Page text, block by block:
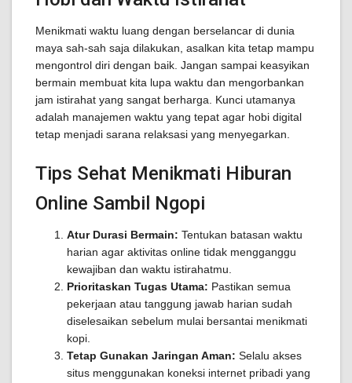
Menikmati waktu luang dengan berselancar di dunia
maya sah-sah saja dilakukan, asalkan kita tetap mampu
mengontrol diri dengan baik. Jangan sampai keasyikan
bermain membuat kita lupa waktu dan mengorbankan
jam istirahat yang sangat berharga. Kunci utamanya
adalah manajemen waktu yang tepat agar hobi digital
tetap menjadi sarana relaksasi yang menyegarkan.
Tips Sehat Menikmati Hiburan
Online Sambil Ngopi
Atur Durasi Bermain: Tentukan batasan waktu
harian agar aktivitas online tidak mengganggu
kewajiban dan waktu istirahatmu.
Prioritaskan Tugas Utama: Pastikan semua
pekerjaan atau tanggung jawab harian sudah
diselesaikan sebelum mulai bersantai menikmati
kopi.
Tetap Gunakan Jaringan Aman: Selalu akses
situs menggunakan koneksi internet pribadi yang